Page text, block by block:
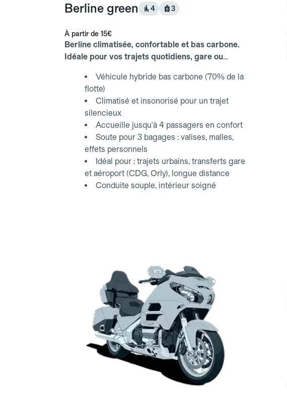
Berline green 4 3
À partir de 15€
Berline climatisée, confortable et bas carbone.
Idéale pour vos trajets quotidiens, gare ou
Véhicule hybride bas carbone (70% de la
flotte)
Climatisé et insonorisé pour un trajet
silencieux
Accueille jusqu'à 4 passagers en confort
Soute pour 3 bagages : valises, malles,
effets personnels
Idéal pour : trajets urbains, transferts gare
et aéroport (CDG, Orly), longue distance
Conduite souple, intérieur soigné